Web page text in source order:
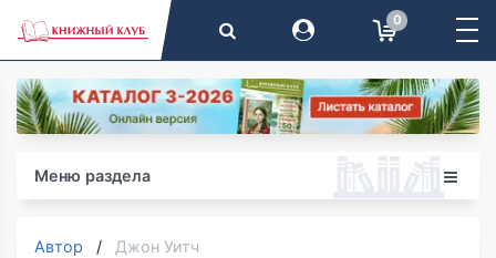
0
Меню раздела
Автор Джон Уитч